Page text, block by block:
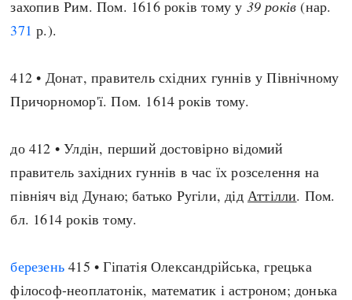
захопив Рим. Пом. 1616 років тому у 39 років (нар.
371 р.).
412 • Донат, правитель східних гуннів у Північному
Причорномор'ї. Пом. 1614 років тому.
до 412 • Улдін, перший достовірно відомий
правитель західних гуннів в час їх розселення на
півніяч від Дунаю; батько Ругіли, дідАттілли. Пом.
бл. 1614 років тому.
березень 415 • Гіпатія Олександрійська, грецька
філософ-неоплатонік, математик і астроном; донька